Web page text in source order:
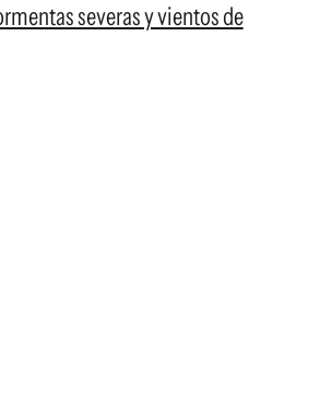
severas y vientos de